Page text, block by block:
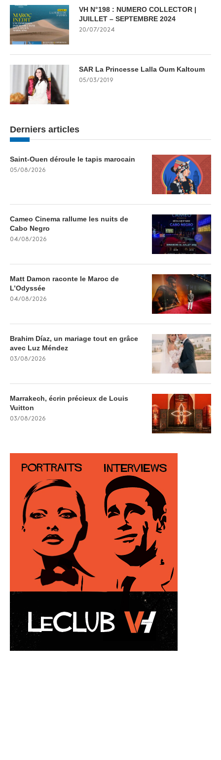
VH N°198 : NUMERO COLLECTOR |
JUILLET – SEPTEMBRE 2024
20/07/2024
SAR La Princesse Lalla Oum Kaltoum
05/03/2019
Derniers articles
Saint-Ouen déroule le tapis marocain
05/08/2026
Cameo Cinema rallume les nuits de
Cabo Negro
04/08/2026
Matt Damon raconte le Maroc de
L’Odyssée
04/08/2026
Brahim Díaz, un mariage tout en grâce
avec Luz Méndez
03/08/2026
Marrakech, écrin précieux de Louis
Vuitton
03/08/2026